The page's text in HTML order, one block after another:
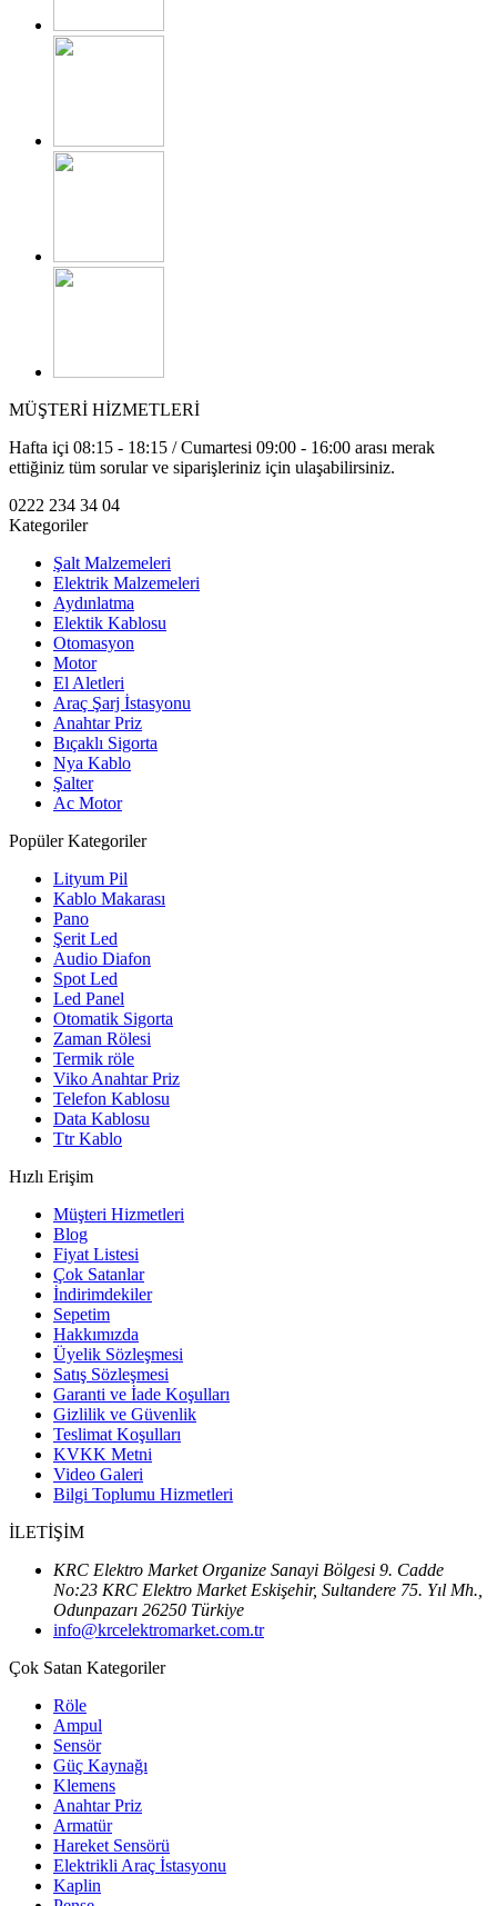
MÜŞTERİ HİZMETLERİ
Hafta içi 08:15 - 18:15 / Cumartesi 09:00 - 16:00 arası merak
ettiğiniz tüm sorular ve siparişleriniz için ulaşabilirsiniz.
0222 234 34 04
Kategoriler
Şalt Malzemeleri
Elektrik Malzemeleri
Aydınlatma
Elektik Kablosu
Otomasyon
Motor
El Aletleri
Araç Şarj İstasyonu
Anahtar Priz
Bıçaklı Sigorta
Nya Kablo
Şalter
Ac Motor
Popüler Kategoriler
Lityum Pil
Kablo Makarası
Pano
Şerit Led
Audio Diafon
Spot Led
Led Panel
Otomatik Sigorta
Zaman Rölesi
Termik röle
Viko Anahtar Priz
Telefon Kablosu
Data Kablosu
Ttr Kablo
Hızlı Erişim
Müşteri Hizmetleri
Blog
Fiyat Listesi
Çok Satanlar
İndirimdekiler
Sepetim
Hakkımızda
Üyelik Sözleşmesi
Satış Sözleşmesi
Garanti ve İade Koşulları
Gizlilik ve Güvenlik
Teslimat Koşulları
KVKK Metni
Video Galeri
Bilgi Toplumu Hizmetleri
İLETİŞİM
KRC Elektro Market Organize Sanayi Bölgesi 9. Cadde
No:23 KRC Elektro Market Eskişehir, Sultandere 75. Yıl Mh.,
Odunpazarı 26250 Türkiye
info@krcelektromarket.com.tr
Çok Satan Kategoriler
Röle
Ampul
Sensör
Güç Kaynağı
Klemens
Anahtar Priz
Armatür
Hareket Sensörü
Elektrikli Araç İstasyonu
Kaplin